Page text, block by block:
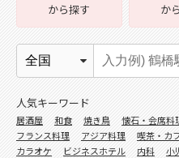
から探す
か
人気キーワード
居酒屋 和食 焼き鳥 懐石・会席料
フランス料理
アジア料理 喫茶・カ
カラオケ
ビジネスホテル 内科 小